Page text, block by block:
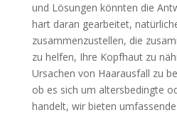
und Lösungen könnten die
hart daran gearbeitet,
zusammenzustellen, die
zu helfen, Ihre Kopfhaut zu
Ursachen von Haarausfall zu
ob es sich um altersbedingte
handelt, wir bieten